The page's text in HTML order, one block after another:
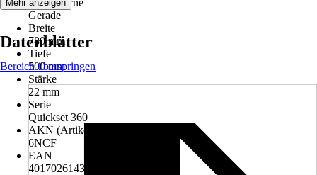
Kante vorne
Gerade
Breite
780 mm
Tiefe
500 mm
Stärke
22 mm
Serie
Quickset 360
AKN (Artikelkurznummer)
6NCF
EAN
4017026143617
Mehr anzeigen
Datenblätter
Bereich überspringen